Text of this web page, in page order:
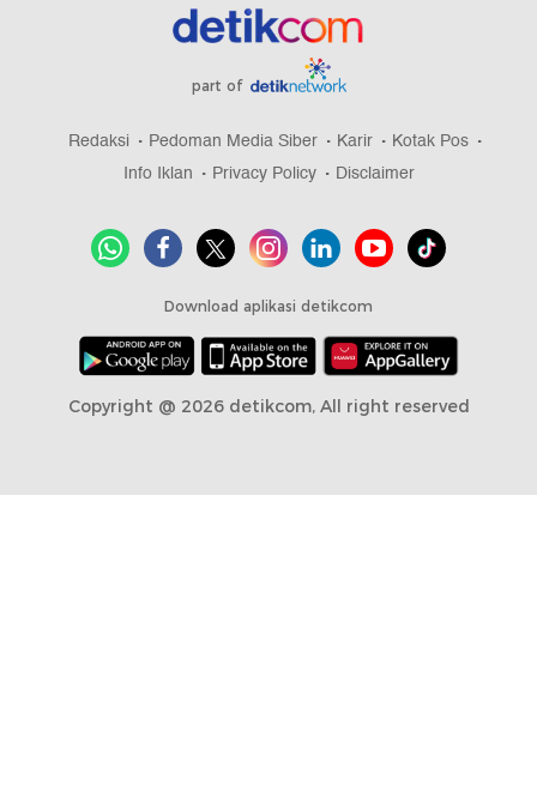
part of
Redaksi Pedoman Media Siber Karir
Kotak Pos
Info Iklan
Privacy Policy Disclaimer
Download aplikasi detikcom
Copyright @ 2026 detikcom, All right reserved